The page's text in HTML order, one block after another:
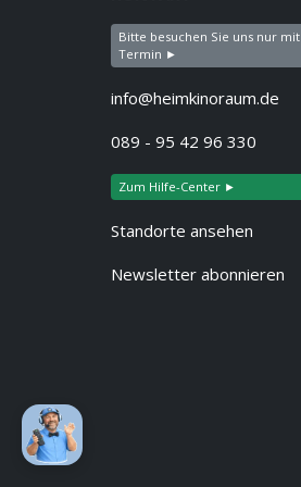
Bitte besuchen Sie uns nur mit
Termin ►
info@heimkinoraum.de
089 - 95 42 96 330
Zum Hilfe-Center ►
Standorte ansehen
Newsletter abonnieren